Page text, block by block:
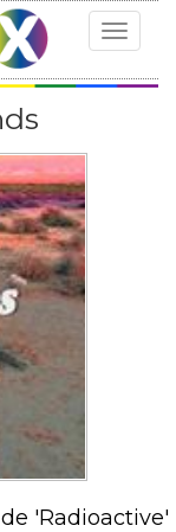
Toggle
'Radioactive'